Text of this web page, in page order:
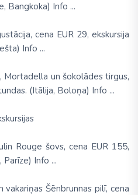
Bangkoka) Info ...
cena EUR 29, ekskursija
Info ...
un šokolādes tirgus,
(Itālija, Boloņa) Info ...
Rouge šovs, cena EUR 155,
Parīze) Info ...
vakariņas Šēnbrunnas pilī, cena